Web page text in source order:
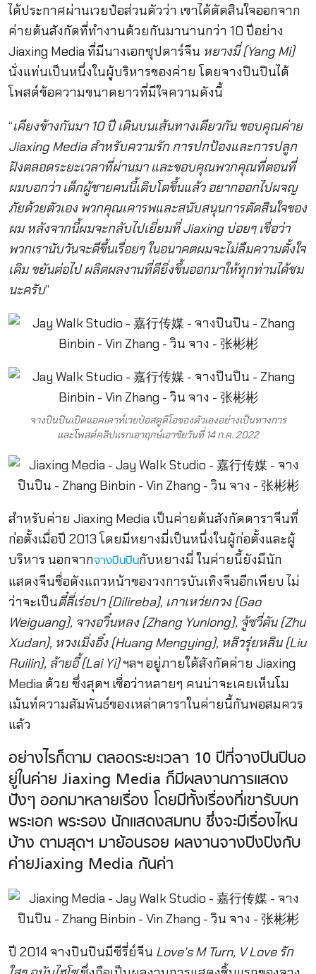
ได้ประกาศผ่านเวยป๋อส่วนตัวว่า เขาได้ตัดสินใจออกจาก
ค่ายต้นสังกัดที่ทำงานด้วยกันมานานกว่า 10 ปีอย่าง
Jiaxing Media ที่มีนางเอกซุปตาร์จีน หยางมี่ (Yang Mi)
นั่งแท่นเป็นหนึ่งในผู้บริหารของค่าย โดยจางปินปินได้
โพสต์ข้อความขนาดยาวที่มีใจความดังนี้
“เคียงข้างกันมา 10 ปี เดินบนเส้นทางเดียวกัน ขอบคุณค่าย
Jiaxing Media สำหรับความรัก การปกป้องและการปลูก
ฝังตลอดระยะเวลาที่ผ่านมา และขอบคุณพวกคุณที่ตอนที่
ผมบอกว่า เด็กผู้ชายคนนี้เติบโตขึ้นแล้ว อยากออกไปผจญ
ภัยด้วยตัวเอง พวกคุณเคารพและสนับสนุนการตัดสินใจของ
ผม หลังจากนี้ผมจะกลับไปเยี่ยมที่ Jiaxing บ่อยๆ เชื่อว่า
พวกเรานับวันจะดีขึ้นเรื่อยๆ ในอนาคตผมจะไม่ลืมความตั้งใจ
เดิม ขยันต่อไป ผลิตผลงานที่ดียิ่งขึ้นออกมาให้ทุกท่านได้ชม
นะครับ”
จางปินปินเปิดแอคเคาท์เวยป๋อสตูดิโอของตัวเองอย่างเป็นทางการ
และโพสต์คลิปแรกเอาฤกษ์เอาชัยวันที่ 14 ก.ค. 2022
สำหรับค่าย Jiaxing Media เป็นค่ายต้นสังกัดดาราจีนที่
ก่อตั้งเมื่อปี 2013 โดยมีหยางมี่เป็นหนึ่งในผู้ก่อตั้งและผู้
บริหาร นอกจากจางปินปินกับหยางมี่ ในค่ายนี้ยังมีนัก
แสดงจีนชื่อดังแถวหน้าของวงการบันเทิงจีนอีกเพียบ ไม่
ว่าจะเป็นตี๋ลี่เร่อปา (Dilireba), เกาเหว่ยกวง (Gao
Weiguang), จางอวิ๋นหลง (Zhang Yunlong), จู้ซวี่ตัน (Zhu
Xudan), หวงเมิ่งอิ๋ง (Huang Mengying), หลิวรุ่ยหลิน (Liu
Ruilin), ล้ายอี้ (Lai Yi)ฯลฯ อยู่ภายใต้สังกัดค่าย Jiaxing
Media ด้วย ซึ่งสุดฯ เชื่อว่าหลายๆ คนน่าจะเคยเห็นโม
เม้นท์ความสัมพันธ์ของเหล่าดาราในค่ายนี้กันพอสมควร
แล้ว
อย่างไรก็ตาม ตลอดระยะเวลา 10 ปีที่จางปินปินอ
ยู่ในค่าย Jiaxing Media ก็มีผลงานการแสดง
ปังๆ ออกมาหลายเรื่อง โดยมีทั้งเรื่องที่เขารับบท
พระเอก พระรอง นักแสดงสมทบ ซึ่งจะมีเรื่องไหน
บ้าง ตามสุดฯ มาย้อนรอย ผลงานจางปิงปิงกับ
ค่ายJiaxing Media กันค่า
ปี 2014 จางปินปินมีซีรี่ย์จีน Love’s M Turn, V Love รัก